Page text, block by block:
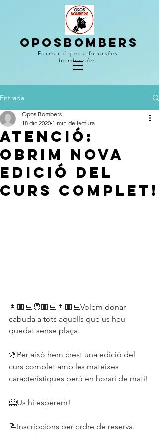
OPOSBOMBERS
Formació per a futurs/es
bombers/es
Entrada
ATENCIÓ:
Obrim nova
edició del
curs complet!
Opos Bombers
18 dic 2020 1 min de lectura
👩🏽‍💻🧑🏼‍💻👨🏾‍💻Volem donar
cabuda a tots aquells que us heu
quedat sense plaça.
🌞Per això hem creat una edició del
curs complet amb les mateixes
característiques però en horari de matí!
🤗Us hi esperem!
📝Inscripcions per ordre de reserva.